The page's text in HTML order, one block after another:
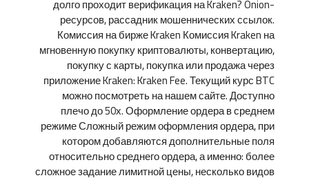
долго проходит верификация на Kraken? Onion-
ресурсов, рассадник мошеннических ссылок.
Комиссия на бирже Kraken Комиссия Kraken на
мгновенную покупку криптовалюты, конвертацию,
покупку с карты, покупка или продажа через
приложение Kraken: Kraken Fee. Текущий курс BTC
можно посмотреть на нашем сайте. Доступно
плечо до 50х. Оформление ордера в среднем
режиме Сложный режим оформления ордера, при
котором добавляются дополнительные поля
относительно среднего ордера, а именно: более
сложное задание лимитной цены, несколько видов